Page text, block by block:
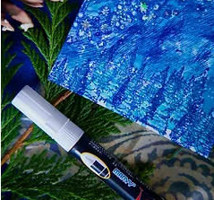
我們現在沒有任何
可以展示。